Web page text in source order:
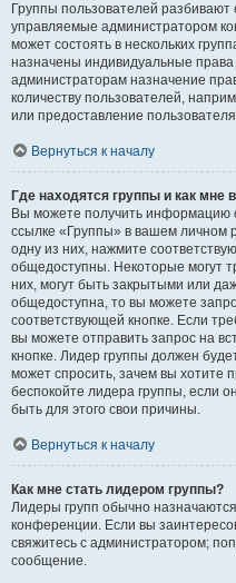
Группы пользователей
управляемые администратором
может состоять в нескольких
назначены индивидуальные права
администраторам назначение
количеству пользователей,
или предоставление
Вернуться к началу
Где находятся группы и как мне
Вы можете получить информацию
ссылке «Группы» в вашем личном
одну из них, нажмите
общедоступны. Некоторые могут
них, могут быть закрытыми или
общедоступна, то вы можете
соответствующей кнопке. Если
вы можете отправить запрос на
кнопке. Лидер группы должен
может спросить, зачем вы хотите
беспокойте лидера группы, если
быть для этого свои причины.
Вернуться к началу
Как мне стать лидером группы?
Лидеры групп обычно
конференции. Если вы
свяжитесь с администратором;
сообщение.